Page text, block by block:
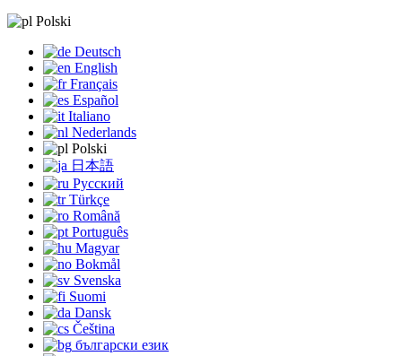
Polski
Deutsch
English
Français
Español
Italiano
Nederlands
Polski
日本語
Русский
Türkçe
Română
Português
Magyar
Bokmål
Svenska
Suomi
Dansk
Čeština
български език